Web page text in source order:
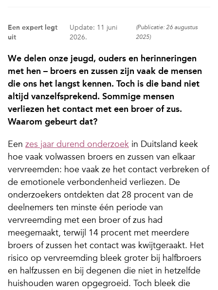
Een expert legt
uit
Update: 11 juni
2026.
(Publicatie: 26 augustus
2025)
We delen onze jeugd, ouders en herinneringen
met hen – broers en zussen zijn vaak de mensen
die ons het langst kennen. Toch is die band niet
altijd vanzelfsprekend. Sommige mensen
verliezen het contact met een broer of zus.
Waarom gebeurt dat?
Een zes jaar durend onderzoek in Duitsland keek
hoe vaak volwassen broers en zussen van elkaar
vervreemden: hoe vaak ze het contact verbreken of
de emotionele verbondenheid verliezen. De
onderzoekers ontdekten dat 28 procent van de
deelnemers ten minste één periode van
vervreemding met een broer of zus had
meegemaakt, terwijl 14 procent met meerdere
broers of zussen het contact was kwijtgeraakt. Het
risico op vervreemding bleek groter bij halfbroers
en halfzussen en bij degenen die niet in hetzelfde
huishouden waren opgegroeid. Toch bleek die